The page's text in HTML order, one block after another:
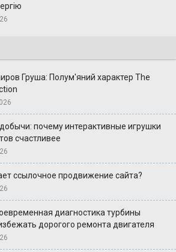
Груша: Полум'яний характер The
почему интерактивные игрушки
счастливее
ссылочное продвижение сайта?
диагностика турбины
дорогого ремонта двигателя